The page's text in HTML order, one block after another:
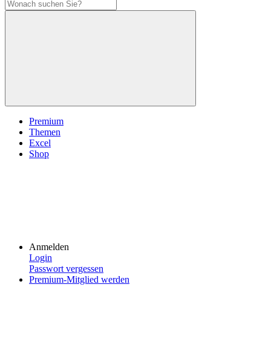
Premium
Themen
Excel
Shop
Anmelden
Login
Passwort vergessen
Premium-Mitglied werden